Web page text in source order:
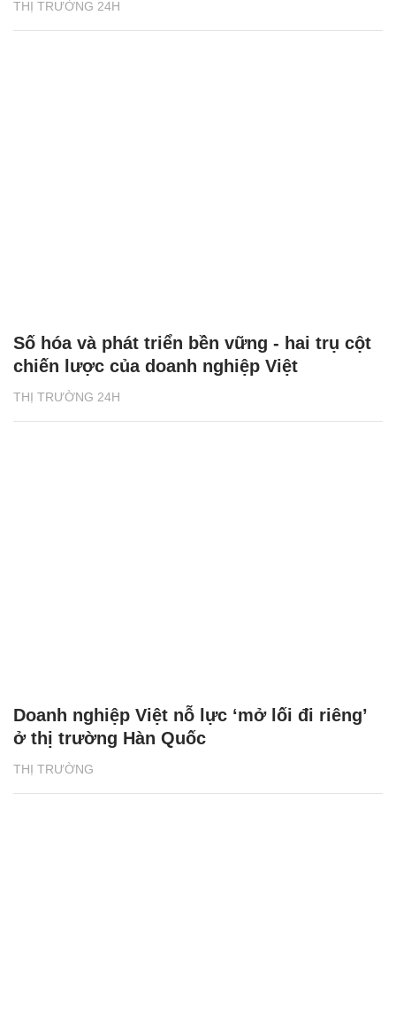
THỊ TRƯỜNG 24H
THỊ TRƯỜNG 24H
Số hóa và phát triển bền vững - hai trụ cột
chiến lược của doanh nghiệp Việt
THỊ TRƯỜNG
Doanh nghiệp Việt nỗ lực ‘mở lối đi riêng’
ở thị trường Hàn Quốc